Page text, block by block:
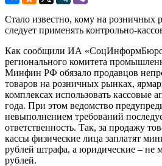
Стало известно, кому на розничных
следует применять контрольно-
Как сообщили ИА
регионального комитета
Минфин РФ обязало продавцов
товаров на розничных рынках,
комплексах использовать кассовые
года. При этом ведомство
невыполнением требований
ответственность. Так, за продажу
кассы физические лица заплатят
рублей штрафа, а юридические – не
рублей.